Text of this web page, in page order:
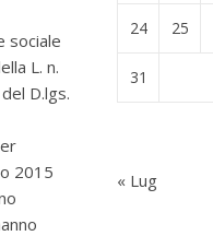
sociale
L. n.
D.lgs.
2015
24 25
31
« Lug